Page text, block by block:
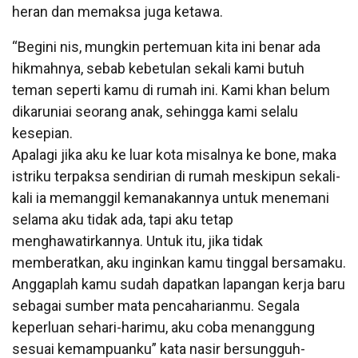
heran dan memaksa juga ketawa.
“Begini nis, mungkin pertemuan kita ini benar ada
hikmahnya, sebab kebetulan sekali kami butuh
teman seperti kamu di rumah ini. Kami khan belum
dikaruniai seorang anak, sehingga kami selalu
kesepian.
Apalagi jika aku ke luar kota misalnya ke bone, maka
istriku terpaksa sendirian di rumah meskipun sekali-
kali ia memanggil kemanakannya untuk menemani
selama aku tidak ada, tapi aku tetap
menghawatirkannya. Untuk itu, jika tidak
memberatkan, aku inginkan kamu tinggal bersamaku.
Anggaplah kamu sudah dapatkan lapangan kerja baru
sebagai sumber mata pencaharianmu. Segala
keperluan sehari-harimu, aku coba menanggung
sesuai kemampuanku” kata nasir bersungguh-